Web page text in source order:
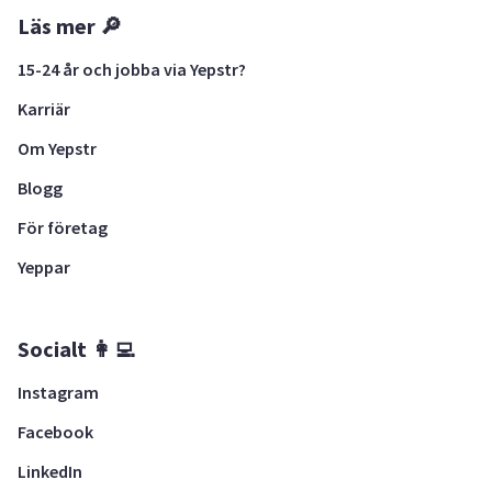
Läs mer 🔎
15-24 år och jobba via Yepstr?
Karriär
Om Yepstr
Blogg
För företag
Yeppar
Socialt 👩‍💻
Instagram
Facebook
LinkedIn